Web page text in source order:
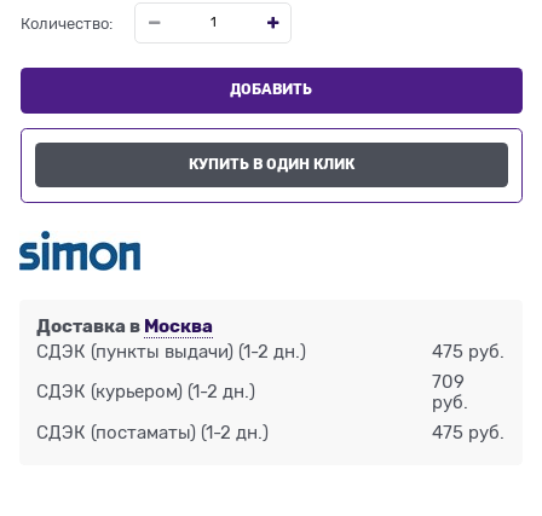
Количество:
ДОБАВИТЬ
КУПИТЬ В ОДИН КЛИК
Доставка в Москва
СДЭК (пункты выдачи) (1-2 дн.) 475 руб.
СДЭК (курьером) (1-2 дн.)
709
руб.
СДЭК (постаматы) (1-2 дн.) 475 руб.